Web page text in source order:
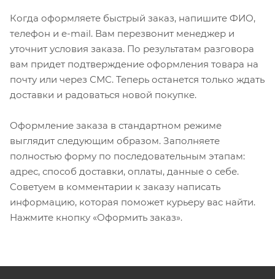
Когда оформляете быстрый заказ, напишите ФИО,
телефон и e-mail. Вам перезвонит менеджер и
уточнит условия заказа. По результатам разговора
вам придет подтверждение оформления товара на
почту или через СМС. Теперь останется только ждать
доставки и радоваться новой покупке.
Оформление заказа в стандартном режиме
выглядит следующим образом. Заполняете
полностью форму по последовательным этапам:
адрес, способ доставки, оплаты, данные о себе.
Советуем в комментарии к заказу написать
информацию, которая поможет курьеру вас найти.
Нажмите кнопку «Оформить заказ».